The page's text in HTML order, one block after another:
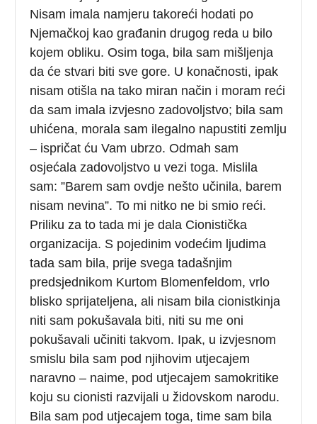
Nisam imala namjeru takoreći hodati po
Njemačkoj kao građanin drugog reda u bilo
kojem obliku. Osim toga, bila sam mišljenja
da će stvari biti sve gore. U konačnosti, ipak
nisam otišla na tako miran način i moram reći
da sam imala izvjesno zadovoljstvo; bila sam
uhićena, morala sam ilegalno napustiti zemlju
– ispričat ću Vam ubrzo. Odmah sam
osjećala zadovoljstvo u vezi toga. Mislila
sam: ”Barem sam ovdje nešto učinila, barem
nisam nevina”. To mi nitko ne bi smio reći.
Priliku za to tada mi je dala Cionistička
organizacija. S pojedinim vodećim ljudima
tada sam bila, prije svega tadašnjim
predsjednikom Kurtom Blomenfeldom, vrlo
blisko sprijateljena, ali nisam bila cionistkinja
niti sam pokušavala biti, niti su me oni
pokušavali učiniti takvom. Ipak, u izvjesnom
smislu bila sam pod njihovim utjecajem
naravno – naime, pod utjecajem samokritike
koju su cionisti razvijali u židovskom narodu.
Bila sam pod utjecajem toga, time sam bila